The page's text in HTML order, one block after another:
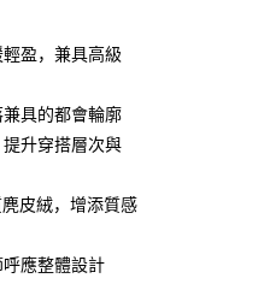
21家银行
行
行
盈，兼具高級
具的都會輪廓
升穿搭層次與
皮絨，增添質感
應整體設計